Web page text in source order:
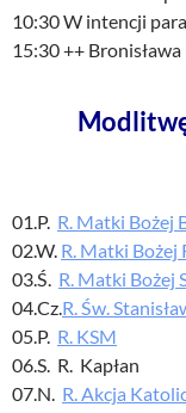
10:30 W intencji
15:30 ++
01.P. R. Matki Bożej
02.W. R. Matki Bożej
03.Ś. R. Matki Bożej
04.Cz.R. Św.
05.P. R. KSM
06.S. R. Kapłan
07.N. R. Akcja